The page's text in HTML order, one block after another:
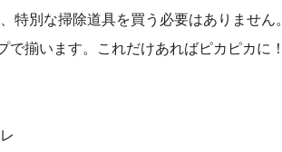
特別な掃除道具を買う必要はありません。
揃います。 これだけあればピカピカに！